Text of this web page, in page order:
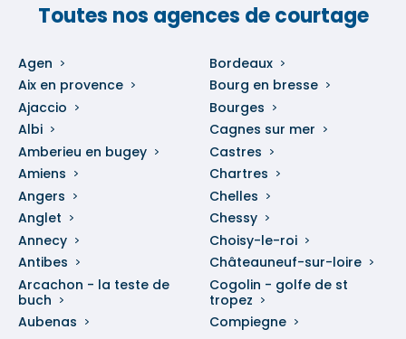
Toutes nos agences de courtage
Agen
Aix en provence
Ajaccio
Albi
Amberieu en bugey
Amiens
Angers
Anglet
Annecy
Antibes
Arcachon - la teste de
buch
Aubenas
Bordeaux
Bourg en bresse
Bourges
Cagnes sur mer
Castres
Chartres
Chelles
Chessy
Choisy-le-roi
Châteauneuf-sur-loire
Cogolin - golfe de st
tropez
Compiegne